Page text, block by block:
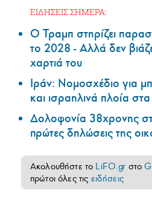
ΕΙΔΗΣΕΙΣ ΣΗΜΕΡΑ:
Ο Τραμπ στηρίζει
το 2028 - Αλλά δεν
χαρτιά του
Ιράν: Νομοσχέδιο για
και ισραηλινά πλοία
Δολοφονία 38χρονης
πρώτες δηλώσεις της
Ακολουθήστε το LiFO.gr στο
πρώτοι όλες τις ειδήσεις